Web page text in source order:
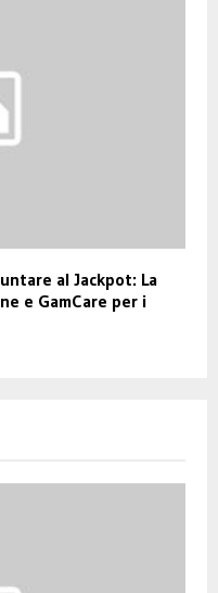
al Jackpot: La
e GamCare per i